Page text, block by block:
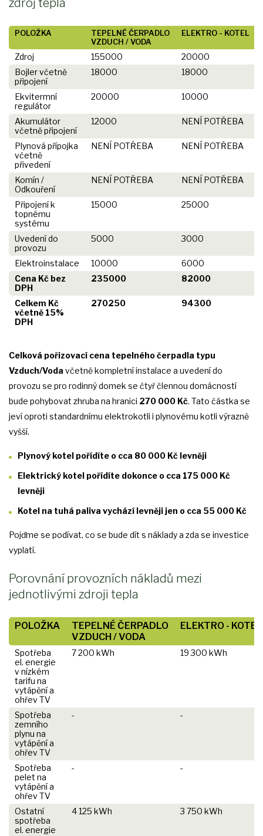
zdroj tepla
POLOŽKA
TEPELNÉ ČERPADLO
VZDUCH / VODA
ELEKTRO - KOTEL
Zdroj 155000 20000
Bojler včetně
připojení
18000 18000
Ekvitermní
regulátor
20000 10000
Akumulátor
včetně připojení
12000 NENÍ POTŘEBA
Plynová přípojka
včetně
přivedení
NENÍ POTŘEBA NENÍ POTŘEBA
Komín /
Odkouření
NENÍ POTŘEBA NENÍ POTŘEBA
Připojení k
topnému
systému
15000 25000
Uvedení do
provozu
5000 3000
Elektroinstalace 10000 6000
Cena Kč bez
DPH
235000 82000
Celkem Kč
včetně 15%
DPH
270250 94300
Celková pořizovací cena tepelného čerpadla typu
Vzduch/Voda včetně kompletní instalace a uvedení do
provozu se pro rodinný domek se čtyř člennou domácností
bude pohybovat zhruba na hranici 270 000 Kč. Tato částka se
jeví oproti standardnímu elektrokotli i plynovému kotli výrazně
vyšší.
Plynový kotel pořídíte o cca 80 000 Kč levněji
Elektrický kotel pořídíte dokonce o cca 175 000 Kč
levněji
Kotel na tuhá paliva vychází levněji jen o cca 55 000 Kč
Pojďme se podívat, co se bude dít s náklady a zda se investice
vyplatí.
Porovnání provozních nákladů mezi
jednotlivými zdroji tepla
POLOŽKA
TEPELNÉ ČERPADLO
VZDUCH / VODA
ELEKTRO - KOTEL
Spotřeba
el. energie
v nízkém
tarifu na
vytápění a
ohřev TV
7 200 kWh 19 300 kWh
Spotřeba
zemního
plynu na
vytápění a
ohřev TV
- -
Spotřeba
pelet na
vytápění a
ohřev TV
- -
Ostatní
spotřeba
el. energie
4 125 kWh 3 750 kWh